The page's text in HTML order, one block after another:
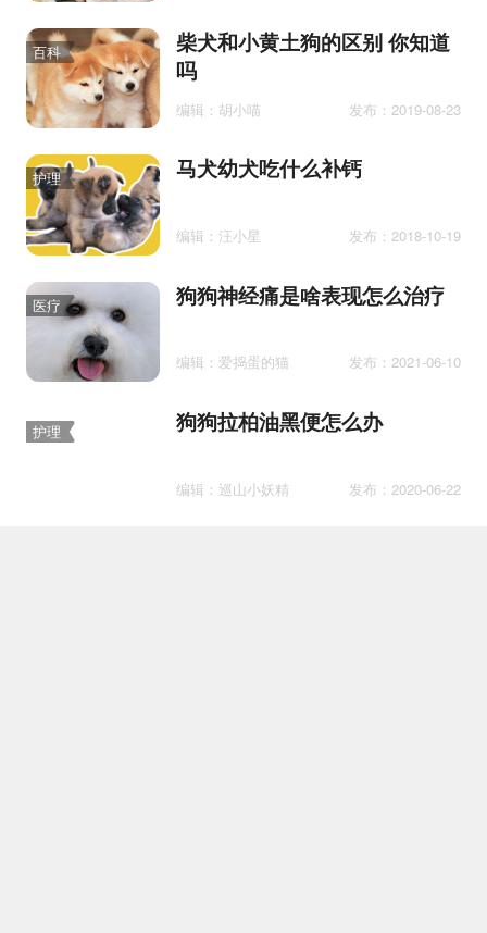
百科
柴犬和小黄土狗的区别 你知道
吗
编辑：胡小喵 发布：2019-08-23
护理 马犬幼犬吃什么补钙
编辑：汪小星 发布：2018-10-19
医疗 狗狗神经痛是啥表现怎么治疗
编辑：爱捣蛋的猫 发布：2021-06-10
护理 狗狗拉柏油黑便怎么办
编辑：巡山小妖精 发布：2020-06-22